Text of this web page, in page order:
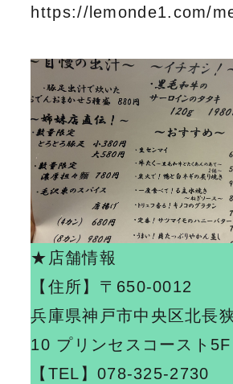
https://lemonde1.com/
★店舗情報
【住所】 〒650-0012
兵庫県神戸市中央区北長
10 プリンセスコースト5F
【TEL】078-325-2730